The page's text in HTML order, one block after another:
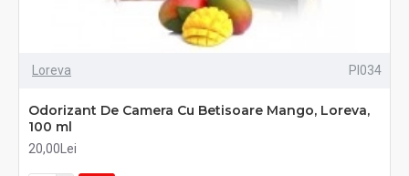
Loreva PI034
Odorizant De Camera Cu Betisoare Mango, Loreva,
100 ml
20,00Lei